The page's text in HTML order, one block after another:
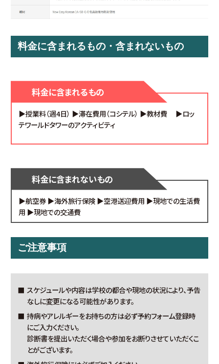
料金に含まれるもの・含まれないもの
料金に含まれるもの
▶授業料（週4日） ▶滞在費用（コシテル） ▶教材費 ▶ロッ
テワールドタワーのアクティビティ
料金に含まれないもの
▶航空券 ▶海外旅行保険 ▶空港送迎費用 ▶現地での生活費
用 ▶現地での交通費
ご注意事項
スケジュールや内容は学校の都合や現地の状況により、予告
なしに変更になる可能性があります。
持病やアレルギーをお持ちの方は必ず予約フォーム登録時
にご入力ください。
診断書を提出いただく場合や参加をお断りさせていただくこ
とがございます。